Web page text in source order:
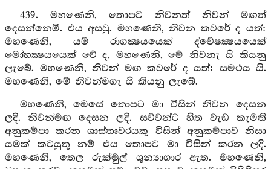
439. මහණෙනි, තොපට නිවනත් නිවන් මඟත්
දෙසන්නෙමි. එය අසවු. මහණෙනි, නිවන කවරේ ද යත්:
මහණෙනි, යම් රාගක්‍ෂයයෙක් ද්වේෂක්‍ෂයයෙක්
මෝහක්‍ෂයයෙක් වේ ද, මහණෙනි, මේ නිවනැ යි කියනු
ලැබේ. මහණෙනි, නිවන් මඟ කවරේ ද යත්: සමථය යි.
මහණෙනි, මේ නිවන්මගැ යි කියනු ලැබේ.
මහණෙනි, මෙසේ තොපට මා විසින් නිවන දෙසන
ලදි. නිවන්මඟ දෙසන ලදි. සව්වන්ට හිත වැඩ කැමති
අනුකම්පා කරන ශාස්තෘවරයකු විසින් අනුකම්පාව නිසා
යමක් කටයුතු නම් එය තොපට මා විසින් කරන ලදි.
මහණෙනි, තෙල රුක්මුල් ශූන්‍යාගාර ඇත. මහණෙනි,